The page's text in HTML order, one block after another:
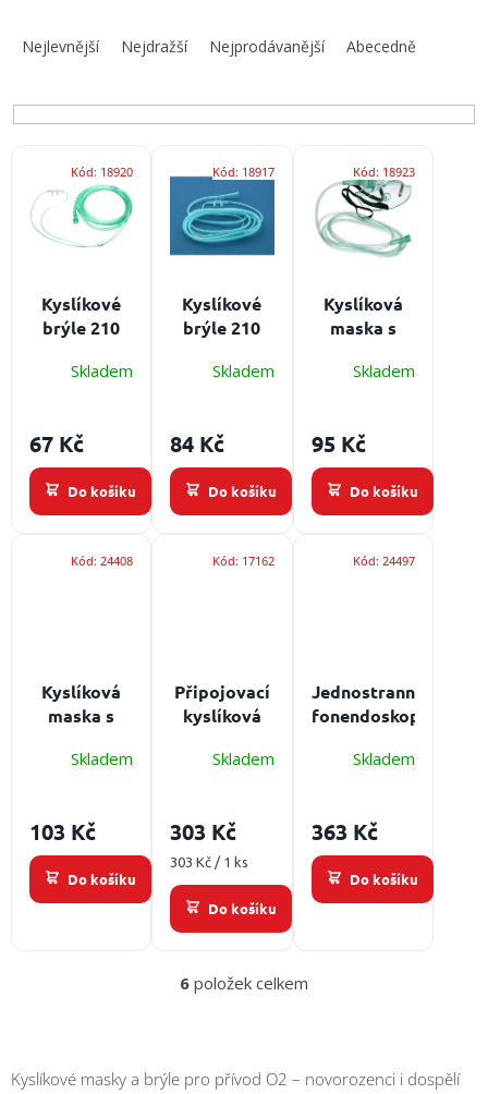
Individuální
nákupu
Kontakty
Požární
Nepřehlédněte
CZK
Přihlášení
n
Nejlevnější Nejdražší Nejprodávanější Abecedně
Kyslíkové
brýle 210
novorozence
Skladem
67 Kč
Do košíku
Kód: 18920
Kyslíkové
brýle 210
dospělí
Skladem
84 Kč
Do košíku
Kód: 18917
Kyslíková
maska s
pro děti 210
Skladem
95 Kč
Do košíku
Kód: 18923
Kyslíková
maska s
pro dospělé
dospělí
Skladem
103 Kč
Do košíku
Kód: 24408
Připojovací
kyslíková
Skladem
303 Kč
Měrná
303 Kč / 1 ks
Do košíku
Kód: 17162
Jednostranný
fonendoskop
dospělí
Skladem
363 Kč
Do košíku
Kód: 24497
O
d
6 položek celkem
Kyslíkové masky a brýle pro přívod O2 – novorozenci i dospělí